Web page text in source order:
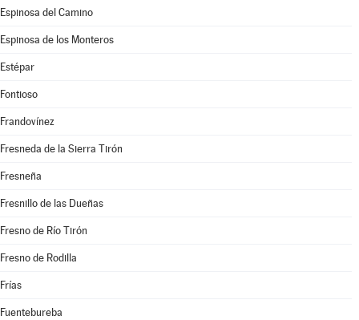
Espinosa del Camino
Espinosa de los Monteros
Estépar
Fontioso
Frandovínez
Fresneda de la Sierra Tirón
Fresneña
Fresnillo de las Dueñas
Fresno de Río Tirón
Fresno de Rodilla
Frías
Fuentebureba